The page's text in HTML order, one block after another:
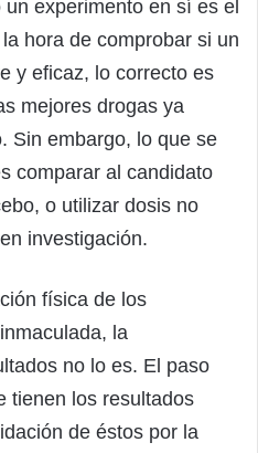
experimento en sí es el
hora de comprobar si un
y eficaz, lo correcto es
mejores drogas ya
Sin embargo, lo que se
comparar al candidato
o utilizar dosis no
investigación.
física de los
la
no lo es. El paso
tienen los resultados
de éstos por la